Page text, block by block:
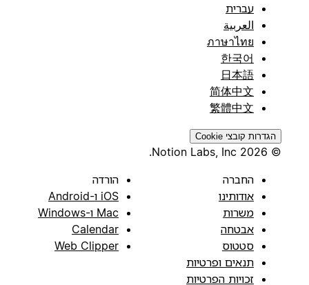
עברית
العربية
ภาษาไทย
한국어
日本語
简体中文
繁體中文
הגדרות קובצי Cookie
© 2026 Notion Labs, Inc.
החברה
אודותינו
משרות
אבטחה
סטטוס
תנאים ופרטיות
זכויות הפרטיות
הורדה
iOS ו-Android
Mac ו-Windows
Calendar
Web Clipper